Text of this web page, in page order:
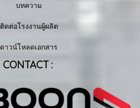
บทความ
ติดต่อโรงงานผู้ผลิต
ดาวน์โหลดเอกสาร
CONTACT :